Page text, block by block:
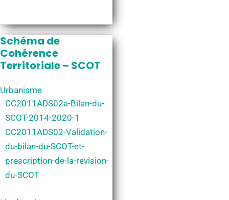
Schéma de
Cohérence
Territoriale – SCOT
Urbanisme
CC2011ADS02a-Bilan-du-
SCOT-2014-2020-1
CC2011ADS02-Validation-
du-bilan-du-SCOT-et-
prescription-de-la-revision-
du-SCOT